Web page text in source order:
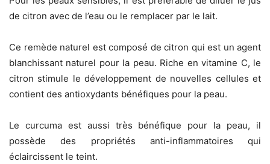
de citron avec de l’eau ou le remplacer par le lait.
Ce remède naturel est composé de citron qui est un agent
blanchissant naturel pour la peau. Riche en vitamine C, le
citron stimule le développement de nouvelles cellules et
contient des antioxydants bénéfiques pour la peau.
Le curcuma est aussi très bénéfique pour la peau, il
possède des propriétés anti-inflammatoires qui
éclaircissent le teint.